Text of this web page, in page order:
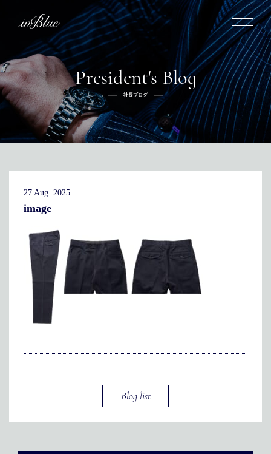
inBlueについて
inBlueの強み ヒストリー
Q&A
オーダー方法
ふるさと納税
リボーン
ニュース
社長ブログ スタッフブログ
メディア掲載
新卒採用 店舗概要
アクセス 会社情報
代表メッセージ
JP EN
President's Blog
社長ブログ
27 Aug. 2025
image
Blog list